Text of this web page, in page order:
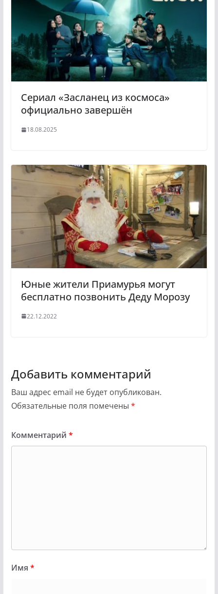
Сериал «Засланец из космоса»
официально завершён
18.08.2025
Юные жители Приамурья могут
бесплатно позвонить Деду Морозу
22.12.2022
Добавить комментарий
Ваш адрес email не будет опубликован.
Обязательные поля помечены *
Комментарий *
Имя *